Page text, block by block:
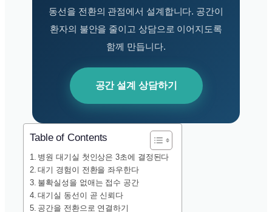
동선을 전환의 관점에서 설계합니다. 공간이
환자의 불안을 줄이고 상담으로 이어지도록
함께 만듭니다.
공간 설계 상담하기
Table of Contents
병원 대기실 첫인상은 3초에 결정된다
대기 경험이 전환을 좌우한다
불확실성을 없애는 접수 공간
대기실 동선이 곧 신뢰다
공간을 전환으로 연결하기